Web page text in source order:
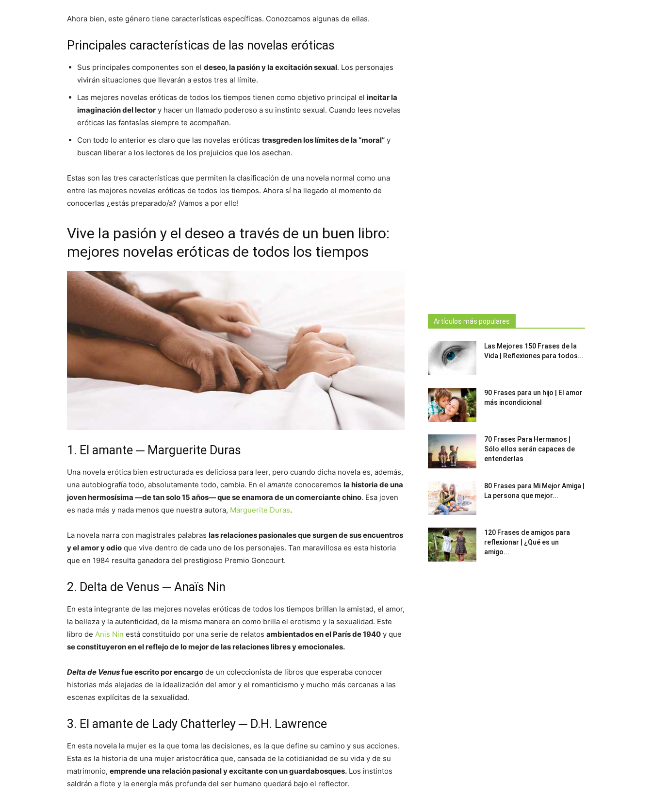
Ahora bien, este género tiene características específicas. Conozcamos algunas de ellas.
Principales características de las novelas eróticas
Sus principales componentes son el deseo, la pasión y la excitación sexual. Los personajes
vivirán situaciones que llevarán a estos tres al límite.
Las mejores novelas eróticas de todos los tiempos tienen como objetivo principal el incitar la
imaginación del lector y hacer un llamado poderoso a su instinto sexual. Cuando lees novelas
eróticas las fantasías siempre te acompañan.
Con todo lo anterior es claro que las novelas eróticas trasgreden los límites de la “moral” y
buscan liberar a los lectores de los prejuicios que los asechan.
Estas son las tres características que permiten la clasificación de una novela normal como una
entre las mejores novelas eróticas de todos los tiempos. Ahora sí ha llegado el momento de
conocerlas ¿estás preparado/a? ¡Vamos a por ello!
Vive la pasión y el deseo a través de un buen libro:
mejores novelas eróticas de todos los tiempos
1. El amante ─ Marguerite Duras
Una novela erótica bien estructurada es deliciosa para leer, pero cuando dicha novela es, además,
una autobiografía todo, absolutamente todo, cambia. En el amante conoceremos la historia de una
joven hermosísima —de tan solo 15 años— que se enamora de un comerciante chino. Esa joven
es nada más y nada menos que nuestra autora, Marguerite Duras.
La novela narra con magistrales palabras las relaciones pasionales que surgen de sus encuentros
y el amor y odio que vive dentro de cada uno de los personajes. Tan maravillosa es esta historia
que en 1984 resulta ganadora del prestigioso Premio Goncourt.
2. Delta de Venus ─ Anaïs Nin
En esta integrante de las mejores novelas eróticas de todos los tiempos brillan la amistad, el amor,
la belleza y la autenticidad, de la misma manera en como brilla el erotismo y la sexualidad. Este
libro de Anis Nin está constituido por una serie de relatos ambientados en el París de 1940 y que
se constituyeron en el reflejo de lo mejor de las relaciones libres y emocionales.
Delta de Venusfue escrito por encargo de un coleccionista de libros que esperaba conocer
historias más alejadas de la idealización del amor y el romanticismo y mucho más cercanas a las
escenas explícitas de la sexualidad.
3. El amante de Lady Chatterley ─ D.H. Lawrence
En esta novela la mujer es la que toma las decisiones, es la que define su camino y sus acciones.
Esta es la historia de una mujer aristocrática que, cansada de la cotidianidad de su vida y de su
matrimonio, emprende una relación pasional y excitante con un guardabosques. Los instintos
saldrán a flote y la energía más profunda del ser humano quedará bajo el reflector.
Artículos más populares
Las Mejores 150 Frases de la
Vida | Reflexiones para todos...
90 Frases para un hijo | El amor
más incondicional
70 Frases Para Hermanos |
Sólo ellos serán capaces de
entenderlas
80 Frases para Mi Mejor Amiga |
La persona que mejor...
120 Frases de amigos para
reflexionar | ¿Qué es un
amigo...